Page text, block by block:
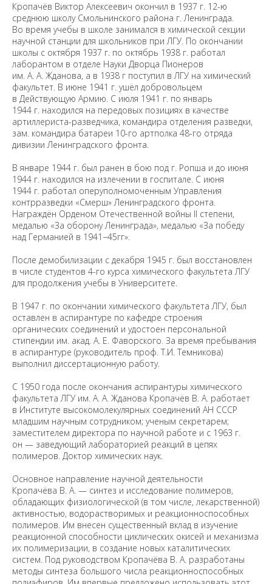
Кропачёв Виктор Алексеевич окончил в 1937 г. 12-ю
среднюю школу Смольнинского района г. Ленинграда.
Во время учебы в школе занимался в химической секции
научной станции для школьников при ЛГУ. По окончании
школы с октября 1937 г. по октябрь 1938 г. работал
лаборантом в отделе Науки Дворца Пионеров
им. А. А. Жданова, а в 1938 г поступил в ЛГУ на химический
факультет. В июне 1941 г. ушёл добровольцем
в Действующую Армию. С июля 1941 г. по январь
1944 г. находился на передовых позициях в качестве
артиллериста-разведчика, командира отделения разведки,
зам. командира батареи 10-го артполка 48-го отряда
дивизии Ленинградского фронта.
В январе 1944 г. был ранен в бою под г. Ропша и до июня
1944 г. находился на излечении в госпитале. С июня
1944 г. работал оперуполномоченным Управления
контрразведки «Смерш» Ленинградского фронта.
Награждён Орденом Отечественной войны II степени,
медалью «За оборону Ленинграда», медалью «За победу
над Германией в 1941−45гг».
После демобилизации с декабря 1945 г. был восстановлен
в числе студентов 4-го курса химического факультета ЛГУ
для продолжения учебы в Университете.
В 1947 г. по окончании химического факультета ЛГУ, был
оставлен в аспирантуре по кафедре строения
органических соединений и удостоен персональной
стипендии им. акад. А. Е. Фаворского. За время пребывания
в аспирантуре (руководитель проф. Т.И. Темникова)
выполнил диссертационную работу.
С 1950 года после окончания аспирантуры химического
факультета ЛГУ им. А. А. Жданова Кропачёв В. А. работает
в Институте высокомолекулярных соединений АН СССР
младшим научным сотрудником; ученым секретарем;
заместителем директора по научной работе и с 1963 г.
он — заведующий лабораторией реакций в цепях
полимеров. Доктор химических наук.
Основное направление научной деятельности
Кропачёва В. А. — синтез и исследование полимеров,
обладающих физиологической (в том числе, лекарственной)
активностью, водорастворимых и реакционноспособных
полимеров. Им внесен существенный вклад в изучение
реакционной способности циклических окисей и механизма
их полимеризации, в создание новых каталитических
систем. Под руководством Кропачёва В. А. разработаны
методы синтеза большого числа реакционноспособных